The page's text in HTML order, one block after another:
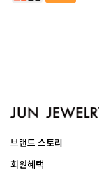
브랜드 스토리
회원혜택